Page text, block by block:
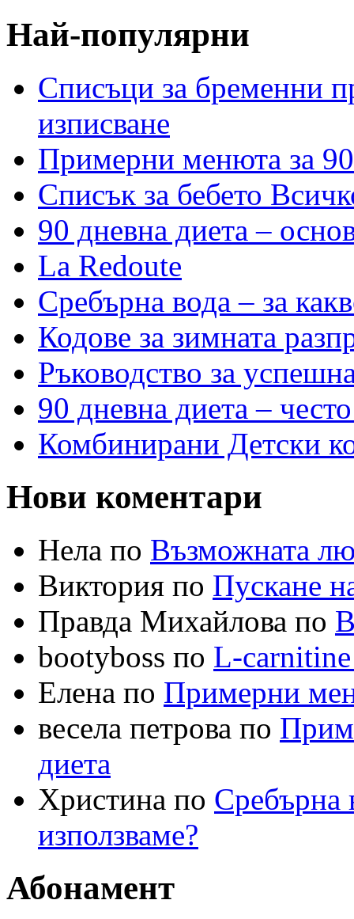
Най-популярни
Списъци за бременни
изписване
Примерни менюта за 90
Списък за бебето
90 дневна диета –
La Redoute
Сребърна вода – за
Кодове за зимната
Ръководство за
90 дневна диета –
Комбинирани Детски
Нови коментари
Нела по Възможната
Виктория по Пускане
Правда Михайлова по
bootyboss по L-
Елена по Примерни
весела петрова по
диета
Христина по Сребърна
използваме?
Абонамент